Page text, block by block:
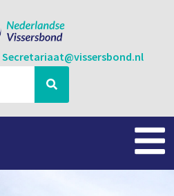
Secretariaat@vissersbond.nl